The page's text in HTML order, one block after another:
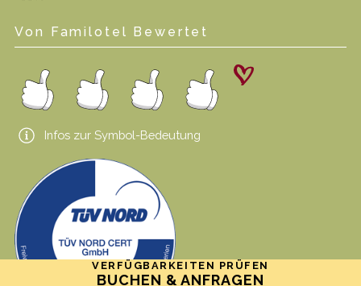
BUCHEN & ANFRAGEN
VERFÜGBARKEITEN PRÜFEN
Von Familotel Bewertet
Infos zur Symbol-Bedeutung